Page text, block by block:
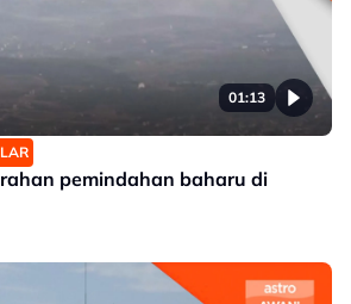
01:13
pemindahan baharu di